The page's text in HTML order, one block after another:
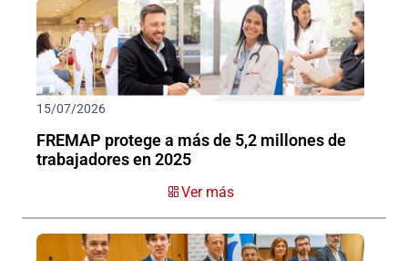
15/07/2026
FREMAP protege a más de 5,2 millones de
trabajadores en 2025
Ver más